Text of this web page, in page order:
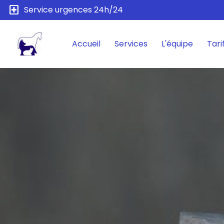
local_hospital Service urgences 24h/24
Accueil Services L'équipe